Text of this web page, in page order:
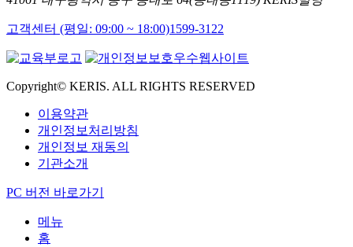
고객센터 (평일: 09:00 ~ 18:00)1599-3122
Copyright© KERIS. ALL RIGHTS RESERVED
이용약관
개인정보처리방침
개인정보 재동의
기관소개
PC 버전 바로가기
메뉴
홈